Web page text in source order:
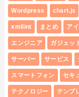
Wordpress chart.js
xmllint まとめ ア
エンジニア ガジェッ
サーバー サービス
スマートフォン セキ
テクノロジー テンプ